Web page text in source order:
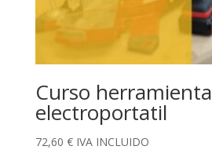
Curso herramienta
electroportatil
72,60 € IVA INCLUIDO